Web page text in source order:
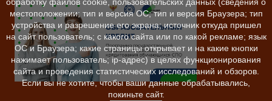
обработку файлов cookie, пользовательских данных (сведения о
местоположении; тип и версия ОС; тип и версия Браузера; тип
устройства и разрешение его экрана; источник откуда пришел
на сайт пользователь; с какого сайта или по какой рекламе; язык
ОС и Браузера; какие страницы открывает и на какие кнопки
нажимает пользователь; ip-адрес) в целях функционирования
сайта и проведения статистических исследований и обзоров.
Если вы не хотите, чтобы ваши данные обрабатывались,
покиньте сайт.